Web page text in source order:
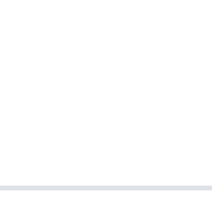
Notfall und zur